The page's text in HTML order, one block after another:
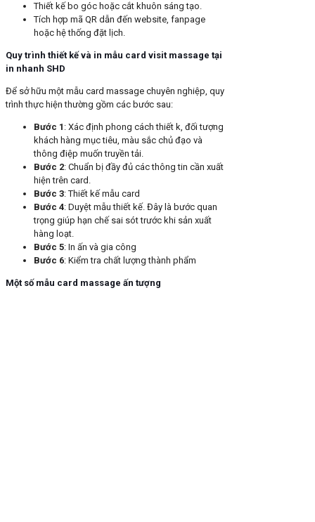
Thiết kế bo góc hoặc cắt khuôn sáng tạo.
Tích hợp mã QR dẫn đến website, fanpage
hoặc hệ thống đặt lịch.
Quy trình thiết kế và in mẫu card visit massage tại
in nhanh SHD
Để sở hữu một mẫu card massage chuyên nghiệp, quy
trình thực hiện thường gồm các bước sau:
Bước 1 : Xác định phong cách thiết k, đối tượng
khách hàng mục tiêu, màu sắc chủ đạo và
thông điệp muốn truyền tải.
Bước 2: Chuẩn bị đầy đủ các thông tin cần xuất
hiện trên card.
Bước 3: Thiết kế mẫu card
Bước 4: Duyệt mẫu thiết kế. Đây là bước quan
trọng giúp hạn chế sai sót trước khi sản xuất
hàng loạt.
Bước 5: In ấn và gia công
Bước 6: Kiểm tra chất lượng thành phẩm
Một số mẫu card massage ấn tượng